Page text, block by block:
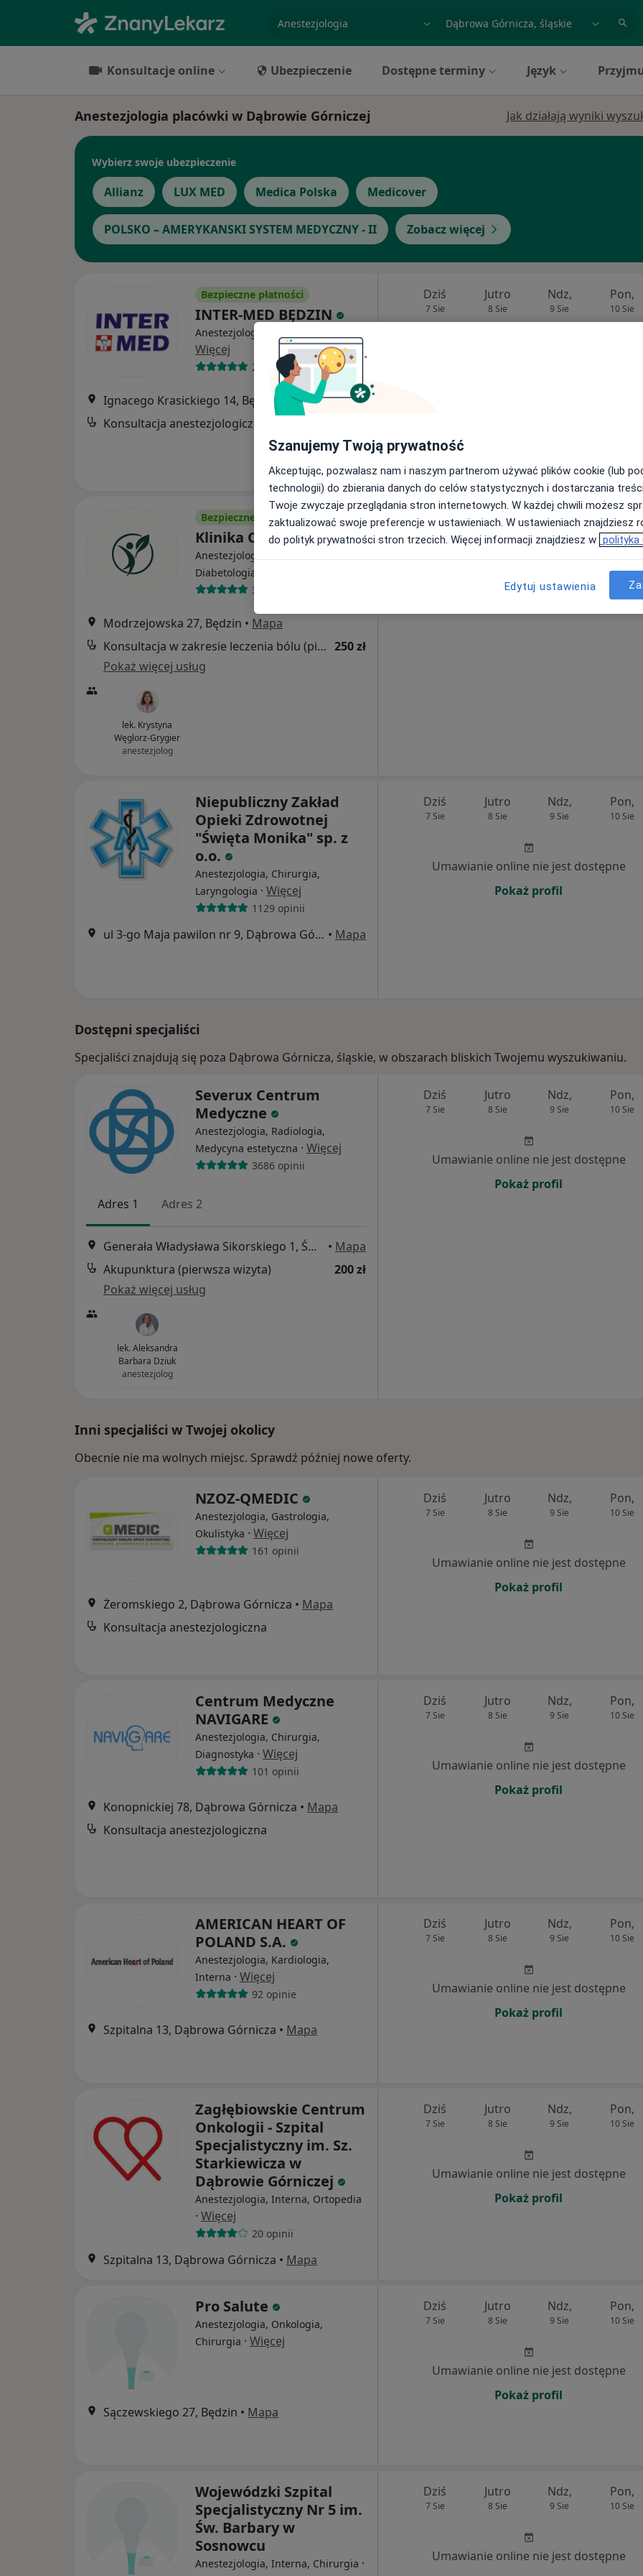
miasto lub dzielnica
Konsultacje online Ubezpieczenie Dostępne terminy Język
Anestezjologia placówki w Dąbrowie Górniczej Jak działają wyniki
Wybierz swoje ubezpieczenie
Allianz LUX MED Medica Polska Medicover
POLSKO – AMERYKANSKI SYSTEM MEDYCZNY - II Zobacz więcej
Bezpieczne płatności
INTER-MED BĘDZIN
Anestezjologia, Interna, Chirurgia
Więcej
2299 opinii
Ignacego Krasickiego 14, Będzin
Mapa
Konsultacja anestezjologiczna
Dziś
7 Sie
Jutro
8 Sie
Ndz,
9 Sie
Pon,
10 Sie
Bezpieczne płatności
Klinika OdNova
Anestezjologia, Dermatologia,
Diabetologia
3 opinie
Modrzejowska 27, Będzin • Mapa
Konsultacja w zakresie leczenia bólu (pierwsza wizyta) 250 zł
Pokaż więcej usług
lek. Krystyna
Węglorz-Grygier
anestezjolog
Dziś Jutro Ndz, Pon,
10 Sie
Umawianie online nie jest dostępne
Niepubliczny Zakład
Opieki Zdrowotnej
"Święta Monika" sp. z
o.o.
Anestezjologia, Chirurgia,
Laryngologia · Więcej
1129 opinii
ul 3-go Maja pawilon nr 9, Dąbrowa Górnicza • Mapa
Dziś
7 Sie
Jutro
8 Sie
Ndz,
9 Sie
Pon,
10 Sie
Umawianie online nie jest dostępne
Pokaż profil
Dostępni specjaliści
Specjaliści znajdują się poza Dąbrowa Górnicza, śląskie, w obszarach bliskich Twojemu wyszukiwaniu.
Severux Centrum
Medyczne
Anestezjologia, Radiologia,
Medycyna estetyczna · Więcej
3686 opinii
Adres 1 Adres 2
Generała Władysława Sikorskiego 1, Świętochłowice • Mapa
Akupunktura (pierwsza wizyta)
200 zł
Pokaż więcej usług
lek. Aleksandra
Barbara Dziuk
anestezjolog
Dziś
7 Sie
Jutro
8 Sie
Ndz,
9 Sie
Pon,
10 Sie
Umawianie online nie jest dostępne
Pokaż profil
Inni specjaliści w Twojej okolicy
Obecnie nie ma wolnych miejsc. Sprawdź później nowe oferty.
NZOZ-QMEDIC
Anestezjologia, Gastrologia,
Okulistyka · Więcej
161 opinii
Żeromskiego 2, Dąbrowa Górnicza • Mapa
Konsultacja anestezjologiczna
Dziś
7 Sie
Jutro
8 Sie
Ndz,
9 Sie
Pon,
10 Sie
Umawianie online nie jest dostępne
Pokaż profil
Centrum Medyczne
NAVIGARE
Anestezjologia, Chirurgia,
Diagnostyka · Więcej
101 opinii
Konopnickiej 78, Dąbrowa Górnicza • Mapa
Konsultacja anestezjologiczna
Dziś
7 Sie
Jutro
8 Sie
Ndz,
9 Sie
Pon,
10 Sie
Umawianie online nie jest dostępne
Pokaż profil
AMERICAN HEART OF
POLAND S.A.
Anestezjologia, Kardiologia,
Interna · Więcej
92 opinie
Szpitalna 13, Dąbrowa Górnicza • Mapa
Dziś
7 Sie
Jutro
8 Sie
Ndz,
9 Sie
Pon,
10 Sie
Umawianie online nie jest dostępne
Pokaż profil
Zagłębiowskie Centrum
Onkologii - Szpital
Specjalistyczny im. Sz.
Starkiewicza w
Dąbrowie Górniczej
Anestezjologia, Interna, Ortopedia
· Więcej
20 opinii
Szpitalna 13, Dąbrowa Górnicza • Mapa
Dziś
7 Sie
Jutro
8 Sie
Ndz,
9 Sie
Pon,
10 Sie
Umawianie online nie jest dostępne
Pokaż profil
Pro Salute
Anestezjologia, Onkologia,
Chirurgia · Więcej
Sączewskiego 27, Będzin • Mapa
Dziś
7 Sie
Jutro
8 Sie
Ndz,
9 Sie
Pon,
10 Sie
Umawianie online nie jest dostępne
Pokaż profil
Wojewódzki Szpital
Specjalistyczny Nr 5 im.
Św. Barbary w
Sosnowcu
Anestezjologia, Interna, Chirurgia ·
Dziś
7 Sie
Jutro
8 Sie
Ndz,
9 Sie
Pon,
10 Sie
Umawianie online nie jest dostępne
Szanujemy Twoją prywatność
Akceptując, pozwalasz nam i naszym partnerom używać plików cookie (lub
technologii) do zbierania danych do celów statystycznych i dostarczania
Twoje zwyczaje przeglądania stron internetowych. W każdej chwili możesz
zaktualizować swoje preferencje w ustawieniach. W ustawieniach znajdziesz
do polityk prywatności stron trzecich. Więcej informacji znajdziesz w polityka
Edytuj ustawienia